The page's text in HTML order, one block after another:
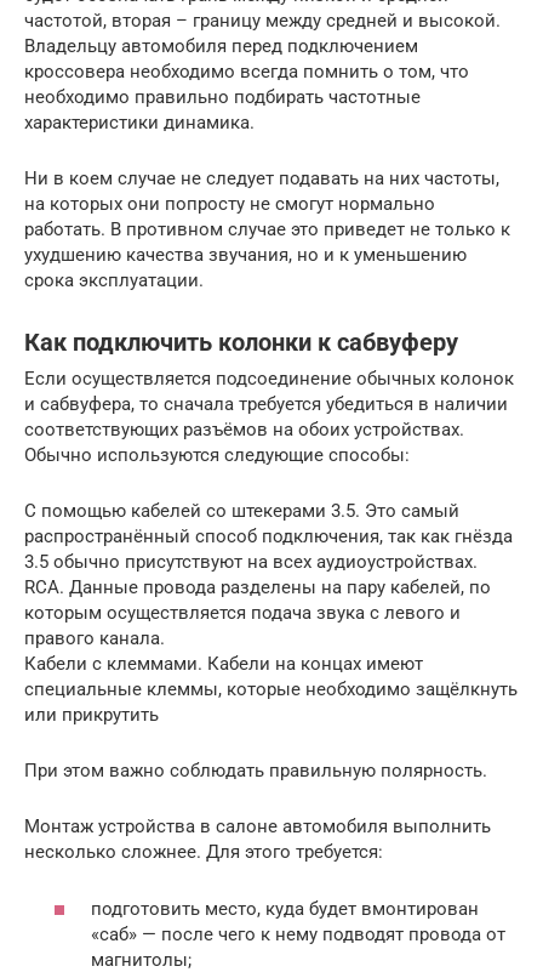
частотой, вторая – границу между средней и высокой.
Владельцу автомобиля перед подключением
кроссовера необходимо всегда помнить о том, что
необходимо правильно подбирать частотные
характеристики динамика.
Ни в коем случае не следует подавать на них частоты,
на которых они попросту не смогут нормально
работать. В противном случае это приведет не только к
ухудшению качества звучания, но и к уменьшению
срока эксплуатации.
Как подключить колонки к сабвуферу
Если осуществляется подсоединение обычных колонок
и сабвуфера, то сначала требуется убедиться в наличии
соответствующих разъёмов на обоих устройствах.
Обычно используются следующие способы:
С помощью кабелей со штекерами 3.5. Это самый
распространённый способ подключения, так как гнёзда
3.5 обычно присутствуют на всех аудиоустройствах.
RCA. Данные провода разделены на пару кабелей, по
которым осуществляется подача звука с левого и
правого канала.
Кабели с клеммами. Кабели на концах имеют
специальные клеммы, которые необходимо защёлкнуть
или прикрутить
При этом важно соблюдать правильную полярность.
Монтаж устройства в салоне автомобиля выполнить
несколько сложнее. Для этого требуется:
подготовить место, куда будет вмонтирован
«саб» — после чего к нему подводят провода от
магнитолы;